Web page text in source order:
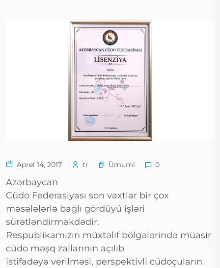
Aprel 14, 2017 tr Ümumi 0
Azərbaycan
Cüdo Federasiyası son vaxtlar bir çox
məsələlərlə bağlı gördüyü işləri
sürətləndirməkdədir.
Respublikamızın müxtəlif bölgələrində müasir
cüdo məşq zallarının açılıb
istifadəyə verilməsi, perspektivli cüdoçuların